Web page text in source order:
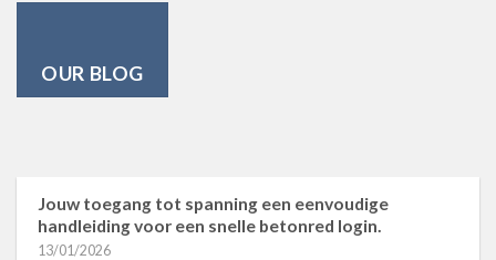
OUR BLOG
Jouw toegang tot spanning een eenvoudige
handleiding voor een snelle betonred login.
13/01/2026